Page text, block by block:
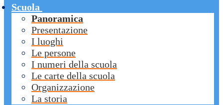
Scuola
Panoramica
Presentazione
I luoghi
Le persone
I numeri della scuola
Le carte della scuola
Organizzazione
La storia